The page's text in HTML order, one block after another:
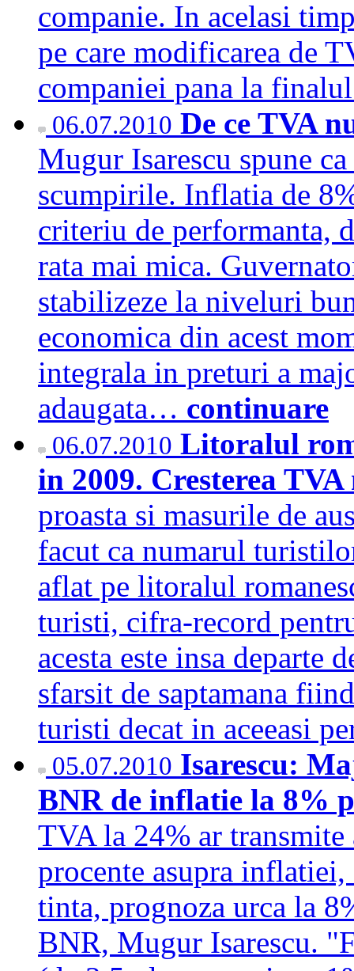
companie. In acelasi
pe care modificarea de
companiei pana la
06.07.2010 De ce TVA
Mugur Isarescu spune
scumpirile. Inflatia de
criteriu de performanta,
rata mai mica.
stabilizeze la niveluri
economica din acest
integrala in preturi a
adaugata… continuare
06.07.2010 Litoralul
in 2009. Cresterea
proasta si masurile de
facut ca numarul
aflat pe litoralul
turisti, cifra-record
acesta este insa departe
sfarsit de saptamana
turisti decat in aceeasi
05.07.2010 Isarescu:
BNR de inflatie la 8%
TVA la 24% ar
procente asupra
tinta, prognoza urca la
BNR, Mugur Isarescu.